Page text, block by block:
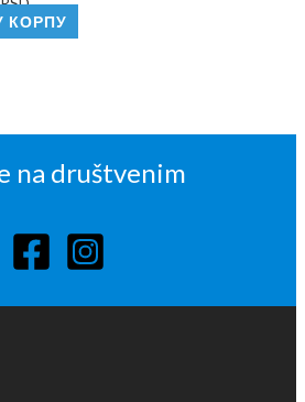
КОРПУ
na društvenim